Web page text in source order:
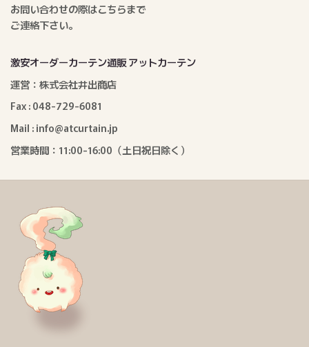
お問い合わせの際はこちらまで
ご連絡下さい。
激安オーダーカーテン通販 アットカーテン
運営：株式会社井出商店
Fax : 048-729-6081
Mail : info@atcurtain.jp
営業時間：11:00-16:00（土日祝日除く）